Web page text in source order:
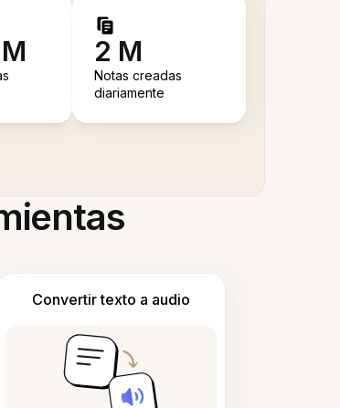
2 M
Notas creadas
diariamente
Convertir texto a audio